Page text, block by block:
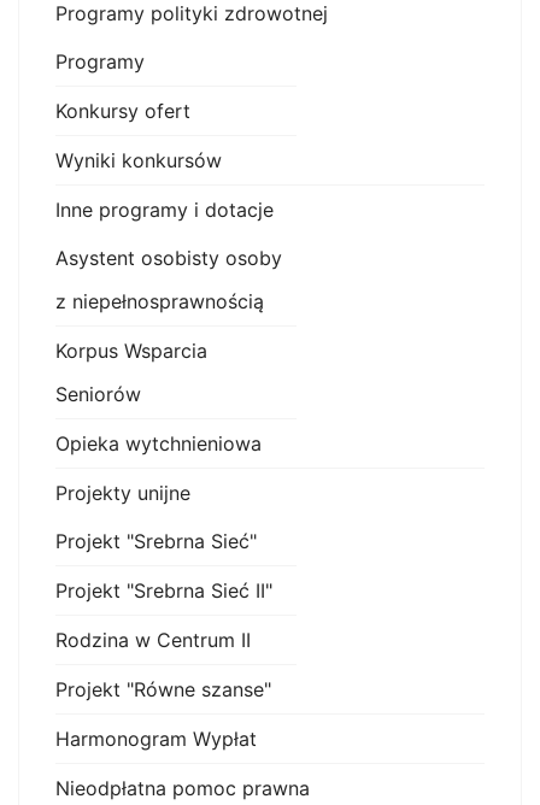
Programy polityki zdrowotnej
Programy
Konkursy ofert
Wyniki konkursów
Inne programy i dotacje
Asystent osobisty osoby
z niepełnosprawnością
Korpus Wsparcia
Seniorów
Opieka wytchnieniowa
Projekty unijne
Projekt "Srebrna Sieć"
Projekt "Srebrna Sieć II"
Rodzina w Centrum II
Projekt "Równe szanse"
Harmonogram Wypłat
Nieodpłatna pomoc prawna